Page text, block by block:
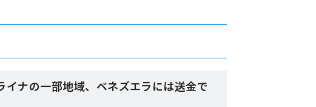
ナの一部地域、ベネズエラには送金で